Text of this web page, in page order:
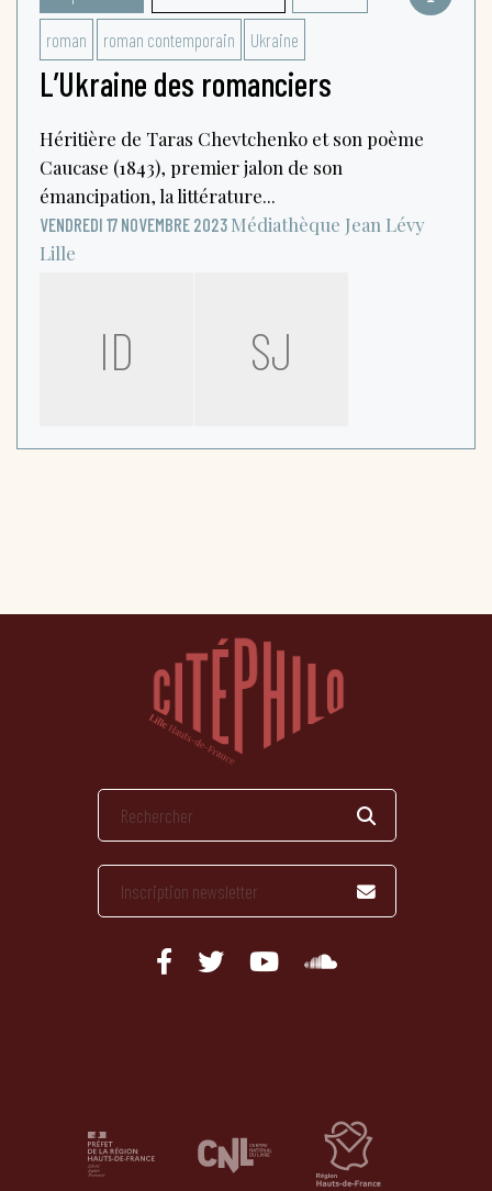
roman roman contemporain Ukraine
L’Ukraine des romanciers
Héritière de Taras Chevtchenko et son poème
Caucase (1843), premier jalon de son
émancipation, la littérature...
VENDREDI 17 NOVEMBRE 2023 Médiathèque Jean Lévy
Lille
ID SJ